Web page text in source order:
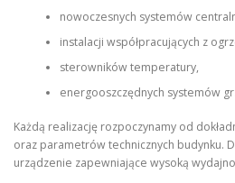
nowoczesnych systemów
instalacji współpracujących z
sterowników temperatury,
energooszczędnych systemów
Każdą realizację rozpoczynamy od
oraz parametrów technicznych budynku.
urządzenie zapewniające wysoką